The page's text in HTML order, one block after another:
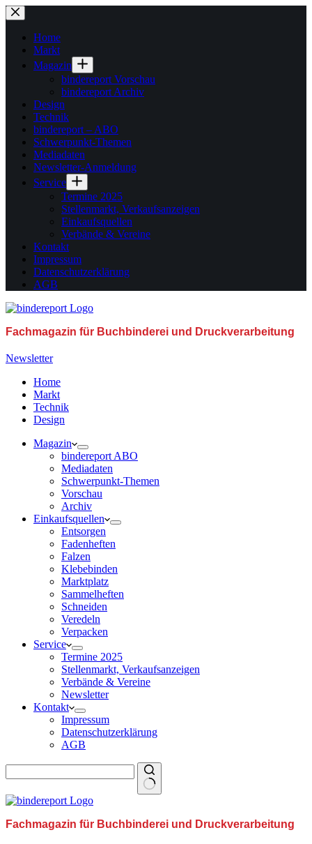
Zum
Inhalt
springenHome
Markt
Magazin
bindereport Vorschau
bindereport Archiv
Design
Technik
bindereport – ABO
Schwerpunkt-Themen
Mediadaten
Newsletter-Anmeldung
Service
Termine 2025
Stellenmarkt, Verkaufsanzeigen
Einkaufsquellen
Verbände & Vereine
Kontakt
Impressum
Datenschutzerklärung
AGB
Fachmagazin für Buchbinderei und Druckverarbeitung
Newsletter
Home
Markt
Technik
Design
Magazin
bindereport ABO
Mediadaten
Schwerpunkt-Themen
Vorschau
Archiv
Einkaufsquellen
Entsorgen
Fadenheften
Falzen
Klebebinden
Marktplatz
Sammelheften
Schneiden
Veredeln
Verpacken
Service
Termine 2025
Stellenmarkt, Verkaufsanzeigen
Verbände & Vereine
Newsletter
Kontakt
Impressum
Datenschutzerklärung
AGB
Fachmagazin für Buchbinderei und Druckverarbeitung